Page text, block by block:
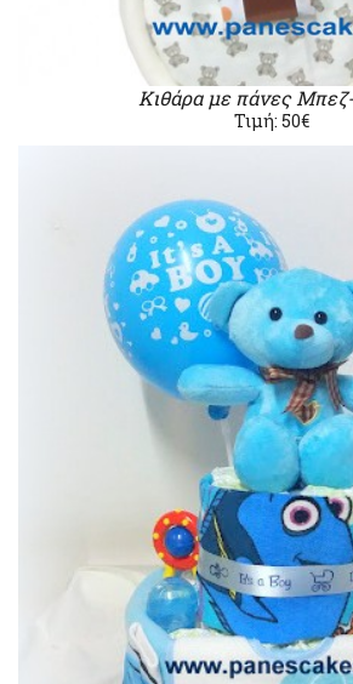
Κιθάρα με πάνες
Τιμή: 50€